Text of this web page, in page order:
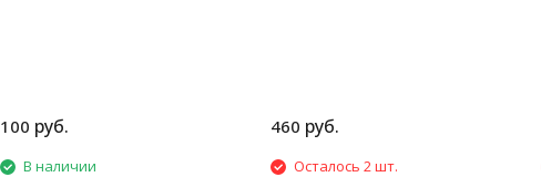
100 руб.
В наличии
460 руб.
Осталось 2 шт.